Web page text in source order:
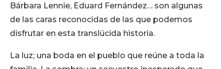
Bárbara Lennie, Eduard Fernández… son algunas
de las caras reconocidas de las que podemos
disfrutar en esta translúcida historia.
La luz; una boda en el pueblo que reúne a toda la